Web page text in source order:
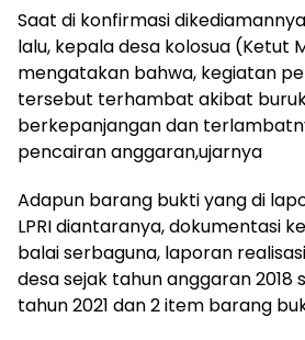
Saat di konfirmasi
lalu, kepala desa kolosua (Ketut
mengatakan bahwa, kegiatan
tersebut terhambat akibat
berkepanjangan dan
pencairan anggaran,ujarnya
Adapun barang bukti yang di
LPRI diantaranya, dokumentasi
balai serbaguna, laporan
desa sejak tahun anggaran 2018
tahun 2021 dan 2 item barang